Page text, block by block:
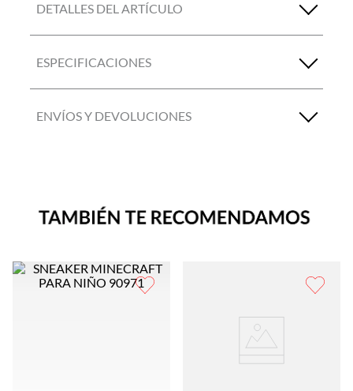
DETALLES DEL ARTÍCULO
ESPECIFICACIONES
ENVÍOS Y DEVOLUCIONES